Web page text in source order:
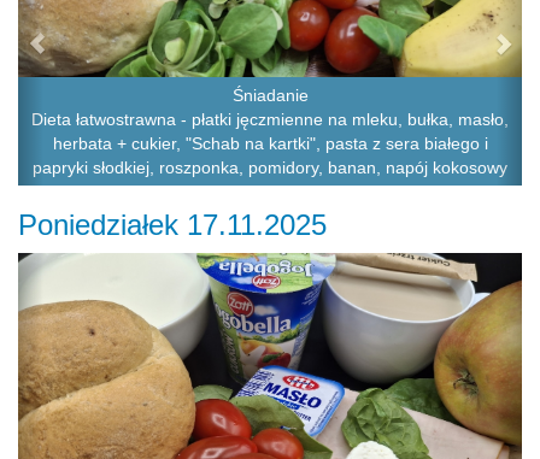
Śniadanie
Dieta łatwostrawna - płatki jęczmienne na mleku, bułka, masło,
herbata + cukier, "Schab na kartki", pasta z sera białego i
papryki słodkiej, roszponka, pomidory, banan, napój kokosowy
Poniedziałek 17.11.2025
Previous